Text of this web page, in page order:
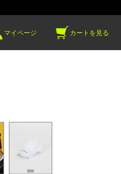
マイページ カートを見る